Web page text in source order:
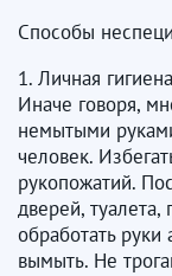
Способы
1. Личная
Иначе говоря,
немытыми
человек.
рукопожатий.
дверей,
обработать
вымыть. Не